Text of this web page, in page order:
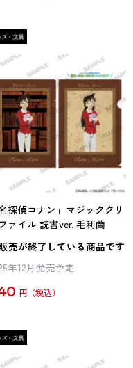
名探偵コナン」マジッククリ
ァイル 読書ver. 毛利蘭
販売が終了している商品です
年12月発売予定
円